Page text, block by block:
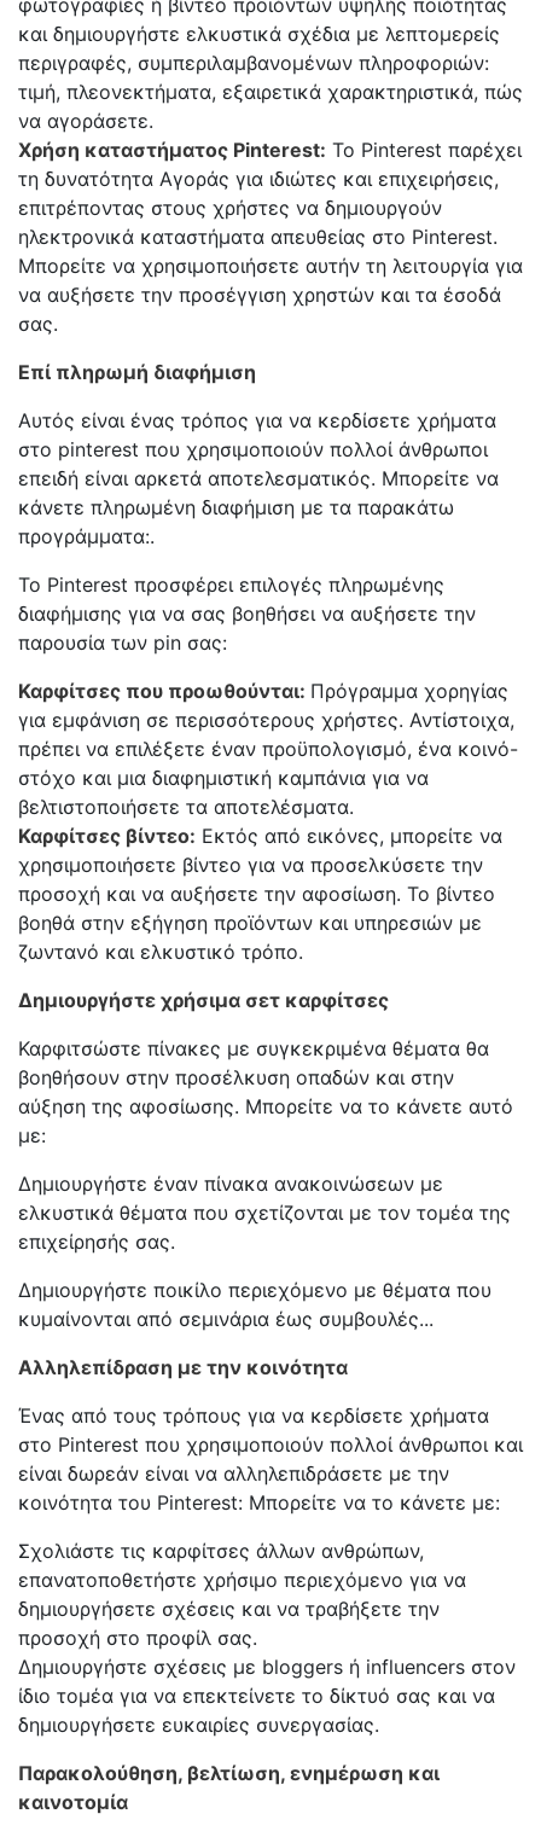
και δημιουργήστε ελκυστικά σχέδια με λεπτομερείς
περιγραφές, συμπεριλαμβανομένων πληροφοριών:
τιμή, πλεονεκτήματα, εξαιρετικά χαρακτηριστικά, πώς
να αγοράσετε.
Χρήση καταστήματος Pinterest: Το Pinterest παρέχει
τη δυνατότητα Αγοράς για ιδιώτες και επιχειρήσεις,
επιτρέποντας στους χρήστες να δημιουργούν
ηλεκτρονικά καταστήματα απευθείας στο Pinterest.
Μπορείτε να χρησιμοποιήσετε αυτήν τη λειτουργία για
να αυξήσετε την προσέγγιση χρηστών και τα έσοδά
σας.
Επί πληρωμή διαφήμιση
Αυτός είναι ένας τρόπος για να κερδίσετε χρήματα
στο pinterest που χρησιμοποιούν πολλοί άνθρωποι
επειδή είναι αρκετά αποτελεσματικός. Μπορείτε να
κάνετε πληρωμένη διαφήμιση με τα παρακάτω
προγράμματα:.
Το Pinterest προσφέρει επιλογές πληρωμένης
διαφήμισης για να σας βοηθήσει να αυξήσετε την
παρουσία των pin σας:
Καρφίτσες που προωθούνται: Πρόγραμμα χορηγίας
για εμφάνιση σε περισσότερους χρήστες. Αντίστοιχα,
πρέπει να επιλέξετε έναν προϋπολογισμό, ένα κοινό-
στόχο και μια διαφημιστική καμπάνια για να
βελτιστοποιήσετε τα αποτελέσματα.
Καρφίτσες βίντεο: Εκτός από εικόνες, μπορείτε να
χρησιμοποιήσετε βίντεο για να προσελκύσετε την
προσοχή και να αυξήσετε την αφοσίωση. Το βίντεο
βοηθά στην εξήγηση προϊόντων και υπηρεσιών με
ζωντανό και ελκυστικό τρόπο.
Δημιουργήστε χρήσιμα σετ καρφίτσες
Καρφιτσώστε πίνακες με συγκεκριμένα θέματα θα
βοηθήσουν στην προσέλκυση οπαδών και στην
αύξηση της αφοσίωσης. Μπορείτε να το κάνετε αυτό
με:
Δημιουργήστε έναν πίνακα ανακοινώσεων με
ελκυστικά θέματα που σχετίζονται με τον τομέα της
επιχείρησής σας.
Δημιουργήστε ποικίλο περιεχόμενο με θέματα που
κυμαίνονται από σεμινάρια έως συμβουλές...
Αλληλεπίδραση με την κοινότητα
Ένας από τους τρόπους για να κερδίσετε χρήματα
στο Pinterest που χρησιμοποιούν πολλοί άνθρωποι και
είναι δωρεάν είναι να αλληλεπιδράσετε με την
κοινότητα του Pinterest: Μπορείτε να το κάνετε με:
Σχολιάστε τις καρφίτσες άλλων ανθρώπων,
επανατοποθετήστε χρήσιμο περιεχόμενο για να
δημιουργήσετε σχέσεις και να τραβήξετε την
προσοχή στο προφίλ σας.
Δημιουργήστε σχέσεις με bloggers ή influencers στον
ίδιο τομέα για να επεκτείνετε το δίκτυό σας και να
δημιουργήσετε ευκαιρίες συνεργασίας.
Παρακολούθηση, βελτίωση, ενημέρωση και
καινοτομία